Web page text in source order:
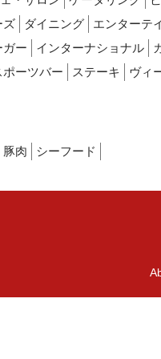
ズ ダイニング エンターテ
ガー インターナショナル
ポーツバー ステーキ ヴィ
豚肉 シーフード